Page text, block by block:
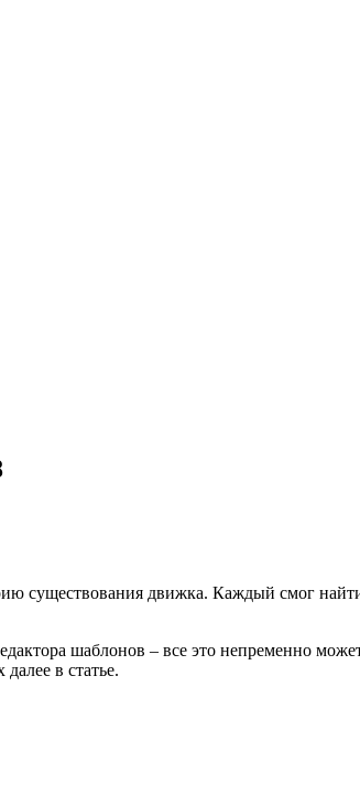
существования движка. Каждый смог
шаблонов – все это непременно
в статье.